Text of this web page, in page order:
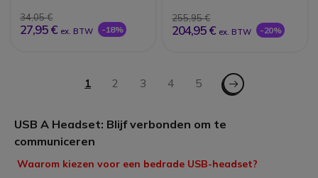
34,05 €
27,95 € ex. BTW -18%
255,95 €
204,95 € ex. BTW -20%
Pagina
U lees momenteel pagina
1 Pagina
2 Pagina
3 Pagina
4 Pagina
5 Pagina - Volgende
USB A Headset: Blijf verbonden om te
communiceren
Waarom kiezen voor een bedrade USB-headset?